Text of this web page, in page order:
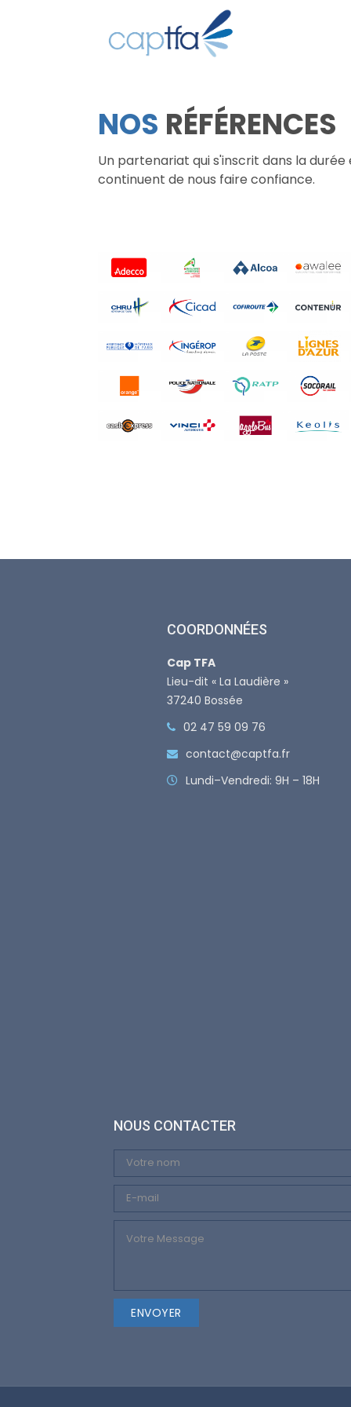
NOS RÉFÉRENCES
Un partenariat qui s'inscrit dans la
continuent de nous faire confiance.
COORDONNÉES
Cap TFA
Lieu-dit « La Laudière »
37240 Bossée
02 47 59 09 76
contact@captfa.fr
Lundi–Vendredi: 9H – 18H
NOUS CONTACTER